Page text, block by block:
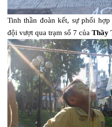
Tinh thần đoàn kết, sự phối
đội vượt qua trạm số 7 của Thầy